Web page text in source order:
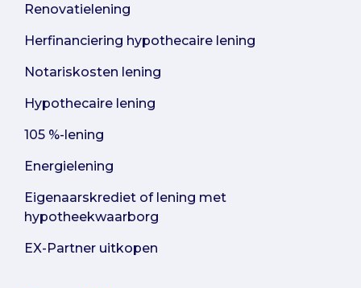
Renovatielening
Herfinanciering hypothecaire lening
Notariskosten lening
Hypothecaire lening
105 %-lening
Energielening
Eigenaarskrediet of lening met
hypotheekwaarborg
EX-Partner uitkopen